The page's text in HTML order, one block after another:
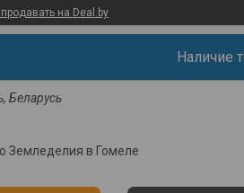
на Deal.by
Наличие
Беларусь
Земледелия в Гомеле